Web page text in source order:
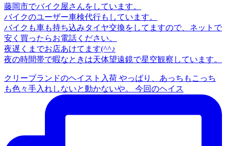
藤岡市でバイク屋さんをしています。
バイクのユーザー車検代行もしています。
バイクも車も持ち込みタイヤ交換をしてますので、ネットで
安く買ったらお電話ください。
夜遅くまでお店あけてます(^^♪
夜の時間帯で暇なときは天体望遠鏡で星空観察しています。
クリーブランドのヘイスト入荷 やっぱり、あっちもこっち
も色々手入れしないと動かないや。 今回のヘイス